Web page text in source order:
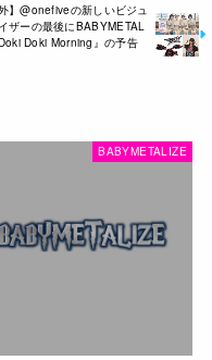
外】@onefiveの新しいビジュ
ザーの最後にBABYMETAL
Doki Morning』の予告
BABYMETALIZE